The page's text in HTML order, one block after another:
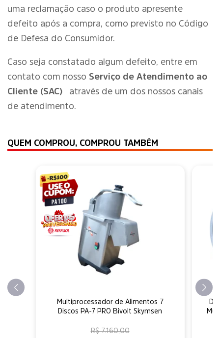
uma reclamação caso o produto apresente
defeito após a compra, como previsto no Código
de Defesa do Consumidor.
Caso seja constatado algum defeito, entre em
contato com nosso Serviço de Atendimento ao
Cliente (SAC)
através de um dos nossos canais
de atendimento.
QUEM COMPROU, COMPROU TAMBÉM
Multiprocessador de Alimentos 7
Discos PA-7 PRO Bivolt Skymsen
R$ 7.160,00